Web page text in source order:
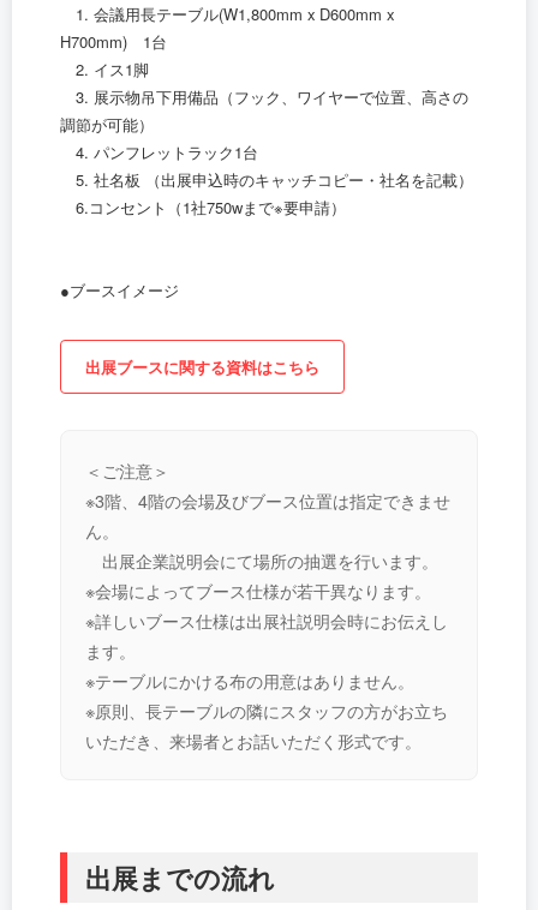
1. 会議用長テーブル(W1,800mm x D600mm x
H700mm) 1台
2. イス1脚
3. 展示物吊下用備品（フック、ワイヤーで位置、高さの
調節が可能）
4. パンフレットラック1台
5. 社名板 （出展申込時のキャッチコピー・社名を記載）
6.コンセント（1社750wまで※要申請）
●ブースイメージ
出展ブースに関する資料はこちら
＜ご注意＞
※3階、4階の会場及びブース位置は指定できませ
ん。
出展企業説明会にて場所の抽選を行います。
※会場によってブース仕様が若干異なります。
※詳しいブース仕様は出展社説明会時にお伝えし
ます。
※テーブルにかける布の用意はありません。
※原則、長テーブルの隣にスタッフの方がお立ち
いただき、来場者とお話いただく形式です。
出展までの流れ